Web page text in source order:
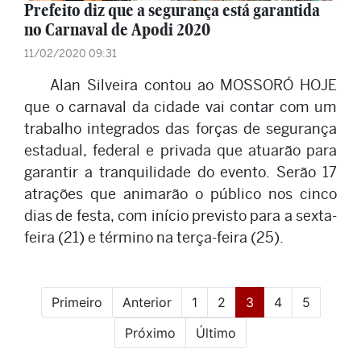
Prefeito diz que a segurança está garantida
no Carnaval de Apodi 2020
11/02/2020 09:31
Alan Silveira contou ao MOSSORÓ HOJE
que o carnaval da cidade vai contar com um
trabalho integrados das forças de segurança
estadual, federal e privada que atuarão para
garantir a tranquilidade do evento. Serão 17
atrações que animarão o público nos cinco
dias de festa, com início previsto para a sexta-
feira (21) e término na terça-feira (25).
Primeiro Anterior 1 2 3(current)
4
5
Próximo
Último